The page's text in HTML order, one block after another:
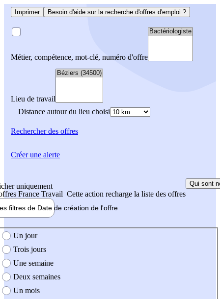
Imprimer Besoin d'aide sur la recherche d'offres d'emploi ?
Métier, compétence, mot-clé, numéro d'offre
Lieu de travail
Distance autour du lieu choisi
Rechercherdes offres
uniquement
France Travail Cette action recharge la liste des offres
Qui sont
filtres de Date de création de l'offre
création de l'offre
Un jour
Trois jours
Une semaine
Deux semaines
Un mois
Créer une alerte